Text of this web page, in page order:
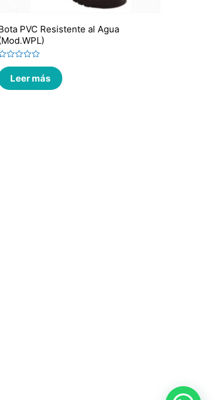
PVC Resistente al Agua
Valorado
de
Leer más